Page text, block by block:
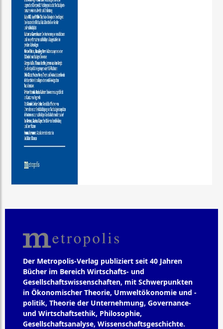
Der Metropolis-Verlag publiziert seit 40 Jahren
Bücher im Bereich Wirtschafts- und
Gesellschaftswissenschaften, mit Schwerpunkten
in Ökonomischer Theorie, Umweltökonomie und -
politik, Theorie der Unternehmung, Governance-
und Wirtschaftsethik, Philosophie,
Gesellschaftsanalyse, Wissenschaftsgeschichte.